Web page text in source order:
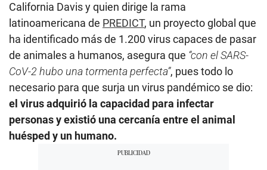
California Davis y quien dirige la rama
latinoamericana de PREDICT, un proyecto global que
ha identificado más de 1.200 virus capaces de pasar
de animales a humanos, asegura que “con el SARS-
CoV-2 hubo una tormenta perfecta”, pues todo lo
necesario para que surja un virus pandémico se dio:
el virus adquirió la capacidad para infectar
personas y existió una cercanía entre el animal
huésped y un humano.